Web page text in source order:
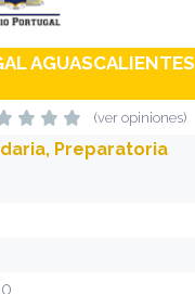
AGUASCALIENTES
(ver opiniones)
Preparatoria